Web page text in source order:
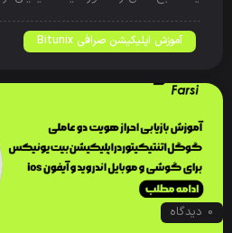
آموزش اپلیکیشن صرافی Bitunix
0 دیدگاه